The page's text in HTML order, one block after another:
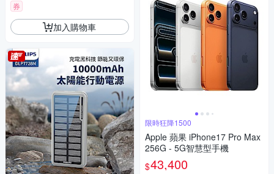
券
加入購物車
限時狂降1500
Apple 蘋果 iPhone17 Pro Max
256G - 5G智慧型手機
$43,400